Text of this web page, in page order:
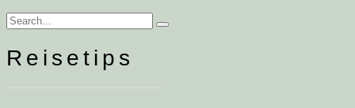
Search
for:
Search
Reisetips